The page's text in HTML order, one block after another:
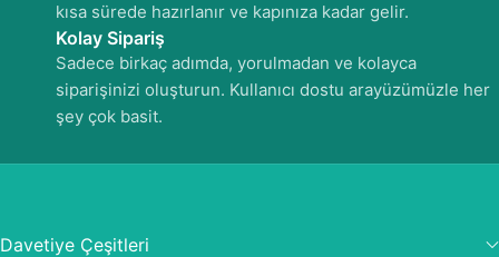
kısa sürede hazırlanır ve kapınıza kadar gelir.
Kolay Sipariş
Sadece birkaç adımda, yorulmadan ve kolayca
siparişinizi oluşturun. Kullanıcı dostu arayüzümüzle her
şey çok basit.
Davetiye Çeşitleri